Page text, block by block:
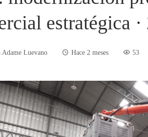
estratégica ·
Luevano Hace 2 meses 53